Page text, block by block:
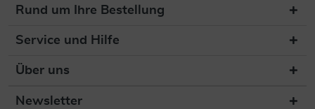
Rund um Ihre Bestellung
Service und Hilfe
Über uns
Newsletter